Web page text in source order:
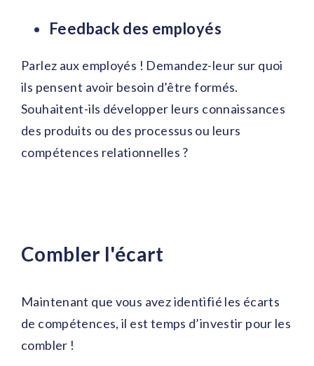
Feedback des employés
Parlez aux employés ! Demandez-leur sur quoi
ils pensent avoir besoin d’être formés.
Souhaitent-ils développer leurs connaissances
des produits ou des processus ou leurs
compétences relationnelles ?
Combler l'écart
Maintenant que vous avez identifié les écarts
de compétences, il est temps d’investir pour les
combler !